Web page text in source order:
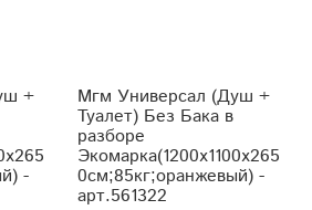
-
Мгм Универсал (Душ +
Туалет) Без Бака в
разборе
Экомарка(1200x1100x265
0см;85кг;оранжевый) -
арт.561322